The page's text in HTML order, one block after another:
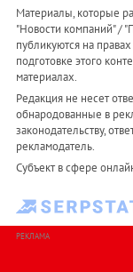
Материалы, которые
"Новости компаний" /
публикуются на
подготовке этого
материалах.
Редакция не несет
обнародованные в
законодательству,
рекламодатель.
Субъект в сфере
РЕКЛАМА